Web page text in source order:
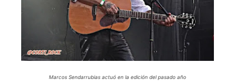
Marcos Sendarrubias actuó en la edición del pasado año